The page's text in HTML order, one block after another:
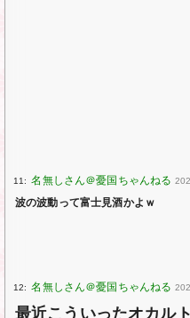
11:
波の波動って富士見酒かよｗ
12:
最近こういったオカル